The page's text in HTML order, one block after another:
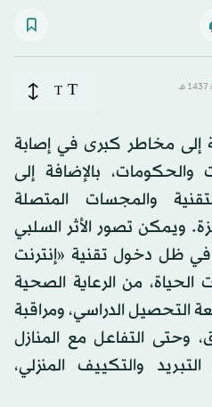
T
T
إلى مخاطر كبرى في إصابة
والحكومات، بالإضافة إلى
والمجسات المتصلة
ويمكن تصور الأثر السلبي
في ظل دخول تقنية «إنترنت
من الرعاية الصحية
التحصيل الدراسي، ومراقبة
وحتى التفاعل مع المنازل
والتكييف المنزلي،